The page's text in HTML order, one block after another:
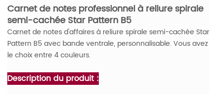
Carnet de notes professionnel à reliure spirale
semi-cachée Star Pattern B5
Carnet de notes d'affaires à reliure spirale semi-cachée Star
Pattern B5 avec bande ventrale, personnalisable. Vous avez
le choix entre 4 couleurs.
Description du produit :